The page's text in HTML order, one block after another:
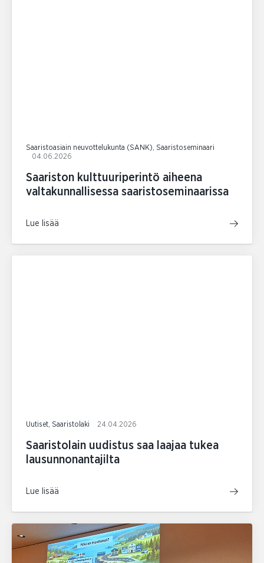
Saaristoasiain neuvottelukunta (SANK), Saaristoseminaari
04.06.2026
Saariston kulttuuriperintö aiheena
valtakunnallisessa saaristoseminaarissa
Lue lisää
Uutiset, Saaristolaki 24.04.2026
Saaristolain uudistus saa laajaa tukea
lausunnonantajilta
Lue lisää